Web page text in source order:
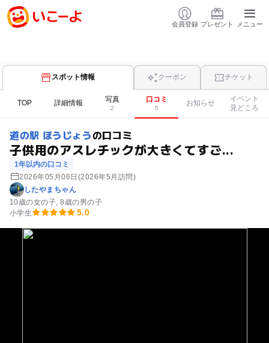
会員登録 プレゼント メニュー
スポット情報 クーポン チケット
TOP 詳細情報 写真
2
口コミ
5
お知らせ
イベント
見どころ
道の駅 ほうじょうの口コミ
子供用のアスレチックが大きくてすご...
1年以内の口コミ
2026年05月06日 (2026年5月訪問)
したやまちゃん
10歳の女の子 8歳の男の子
小学生
5.0